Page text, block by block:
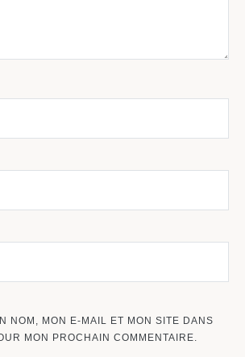
NOM, MON E-MAIL ET MON SITE DANS
MON PROCHAIN COMMENTAIRE.